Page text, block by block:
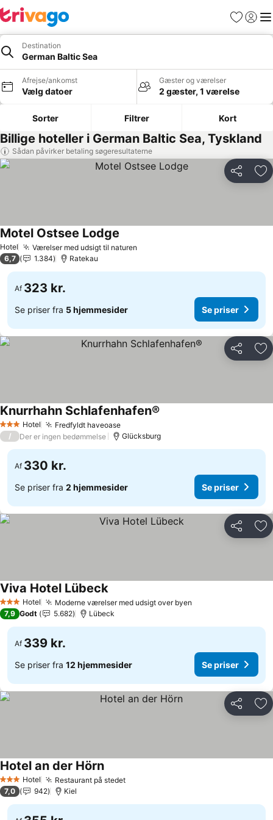
Favoritter
Log ind
Destination
German Baltic Sea
Afrejse/ankomst
Vælg datoer
Gæster og værelser
2 gæster, 1 værelse
Sorter Filtrer Kort
Billige hoteller i German Baltic Sea, Tyskland
Sådan påvirker betaling søgeresultaterne
Del
Hotel Værelser med udsigt til naturen
Motel Ostsee Lodge
6,7 1.384 Ratekau
Af 323 kr.
Se priser fra 5 hjemmesider Se priser
Del
3 StjernerHotel Fredfyldt haveoase
Knurrhahn Schlafenhafen®
/ Der er ingen bedømmelse Glücksburg
Af 330 kr.
Se priser fra 2 hjemmesider Se priser
Del
3 StjernerHotel Moderne værelser med udsigt over byen
Viva Hotel Lübeck
7,9 Godt 5.682 Lübeck
Af 339 kr.
Se priser fra 12 hjemmesider Se priser
Del
3 StjernerHotel Restaurant på stedet
Hotel an der Hörn
7,0 942 Kiel